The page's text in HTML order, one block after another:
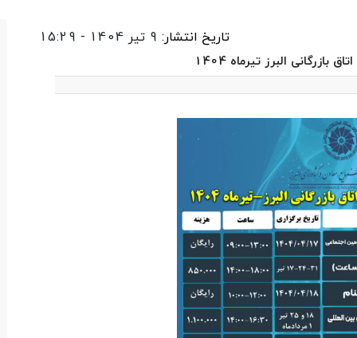
تاریخ انتشار: 9 تیر 1404 - 15:29
البرز تیرماه 1404